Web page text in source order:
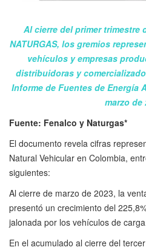
Al cierre del primer trimestre
NATURGAS, los gremios
vehículos y empresas
distribuidoras y
Informe de Fuentes de Energía
marzo de
Fuente: Fenalco y Naturgas*
El documento revela cifras
Natural Vehicular en Colombia,
siguientes:
Al cierre de marzo de 2023, la
presentó un crecimiento del
jalonada por los vehículos de
En el acumulado al cierre del